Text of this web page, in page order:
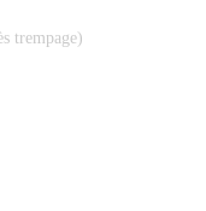
trempage)